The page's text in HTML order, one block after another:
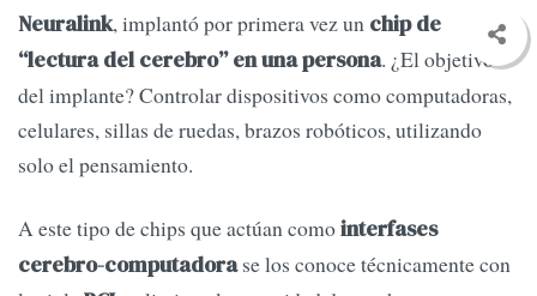
Neuralink, implantó por primera vez un chip de
“lectura del cerebro” en una persona. ¿El objetivo
del implante? Controlar dispositivos como computadoras,
celulares, sillas de ruedas, brazos robóticos, utilizando
solo el pensamiento.
A este tipo de chips que actúan comointerfases
cerebro-computadorase los conoce técnicamente con